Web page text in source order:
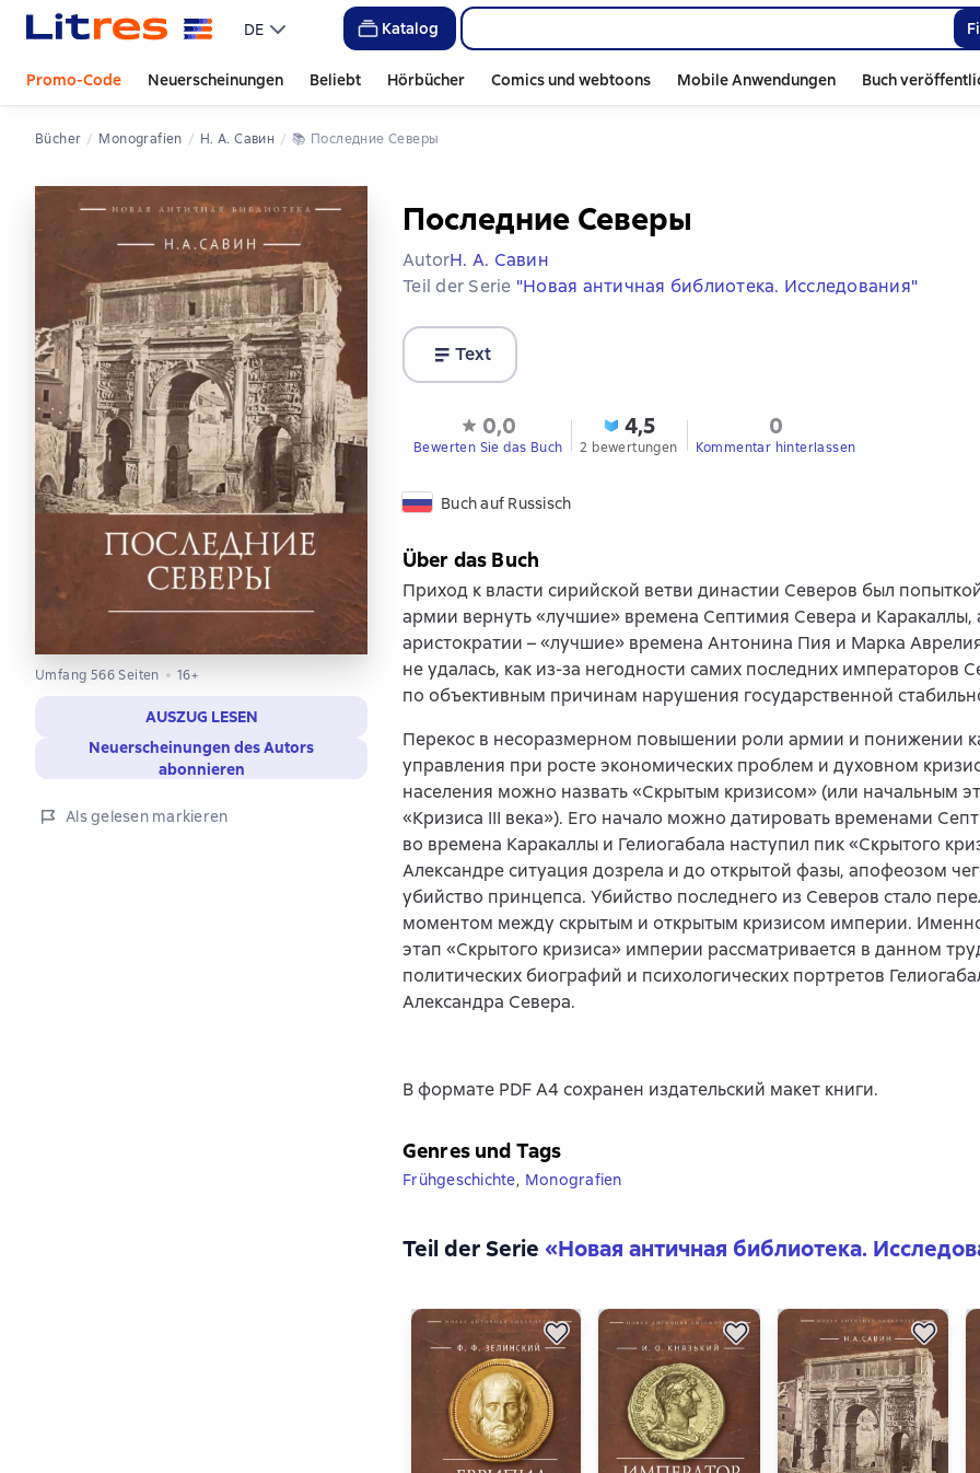
DE Katalog
Promo-Code Neuerscheinungen Beliebt Hörbücher Comics und webtoons Mobile Anwendungen Buch
Bücher Monografien Н. А. Савин 📚 Последние Северы
Umfang 566 Seiten 16+
AUSZUG LESEN
Neuerscheinungen des Autors
abonnieren
Als gelesen markieren
Последние Северы
AutorН. А. Савин
Teil der Serie "Новая античная библиотека. Исследования"
Text
0,0
Bewerten Sie das Buch
4,5
2 bewertungen
0
Kommentar hinterlassen
Buch auf Russisch
Über das Buch
Приход к власти сирийской ветви династии Северов был
армии вернуть «лучшие» времена Септимия Севера и Каракаллы,
аристократии – «лучшие» времена Антонина Пия и Марка
не удалась, как из-за негодности самих последних императоров
по объективным причинам нарушения государственной
Перекос в несоразмерном повышении роли армии и понижении
управления при росте экономических проблем и духовном
населения можно назвать «Скрытым кризисом» (или начальным
«Кризиса III века»). Его начало можно датировать временами
во времена Каракаллы и Гелиогабала наступил пик «Скрытого
Александре ситуация дозрела и до открытой фазы, апофеозом
убийство принцепса. Убийство последнего из Северов стало
моментом между скрытым и открытым кризисом империи.
этап «Скрытого кризиса» империи рассматривается в данном
политических биографий и психологических портретов
Александра Севера.
В формате PDF A4 сохранен издательский макет книги.
Genres und Tags
Frühgeschichte, Monografien
Teil der Serie «Новая античная библиотека.